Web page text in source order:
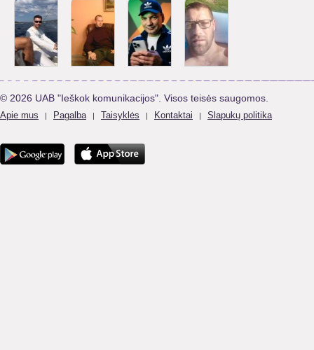
© 2026 UAB "Ieškok komunikacijos". Visos teisės saugomos.
Apie mus | Pagalba | Taisyklės | Kontaktai | Slapukų politika